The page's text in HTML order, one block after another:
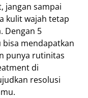
jangan sampai
kulit wajah tetap
Dengan 5
mendapatkan
punya rutinitas
di
resolusi